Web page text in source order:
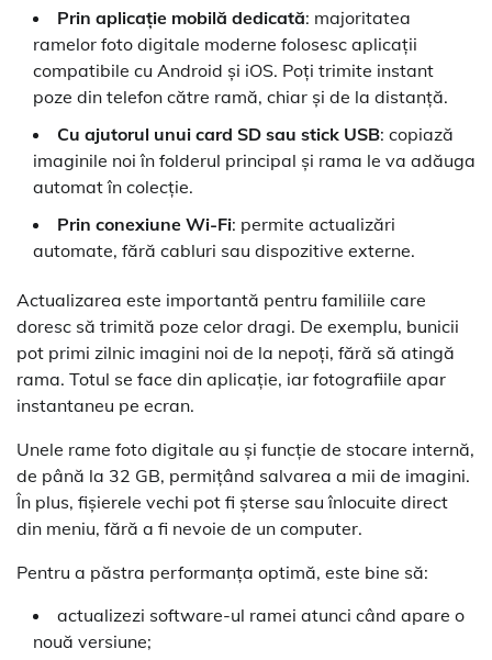
Prin aplicație mobilă dedicată: majoritatea
ramelor foto digitale moderne folosesc aplicații
compatibile cu Android și iOS. Poți trimite instant
poze din telefon către ramă, chiar și de la distanță.
Cu ajutorul unui card SD sau stick USB: copiază
imaginile noi în folderul principal și rama le va adăuga
automat în colecție.
Prin conexiune Wi-Fi: permite actualizări
automate, fără cabluri sau dispozitive externe.
Actualizarea este importantă pentru familiile care
doresc să trimită poze celor dragi. De exemplu, bunicii
pot primi zilnic imagini noi de la nepoți, fără să atingă
rama. Totul se face din aplicație, iar fotografiile apar
instantaneu pe ecran.
Unele rame foto digitale au și funcție de stocare internă,
de până la 32 GB, permițând salvarea a mii de imagini.
În plus, fișierele vechi pot fi șterse sau înlocuite direct
din meniu, fără a fi nevoie de un computer.
Pentru a păstra performanța optimă, este bine să:
actualizezi software-ul ramei atunci când apare o
nouă versiune;